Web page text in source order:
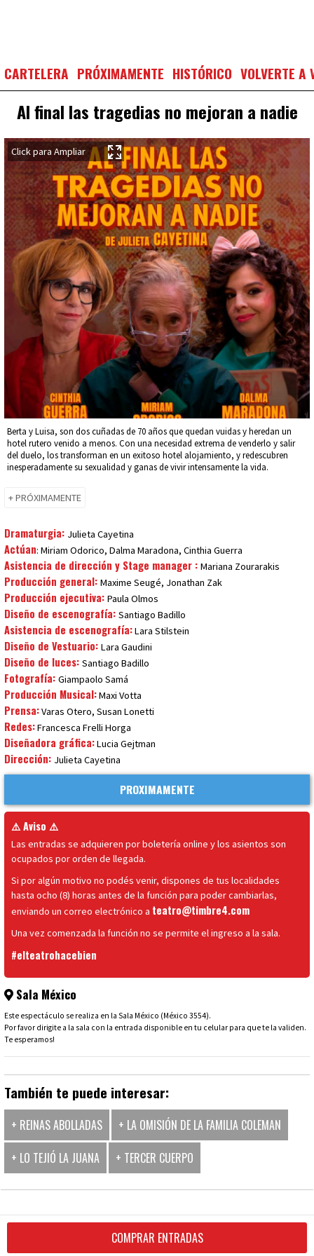
CARTELERA PRÓXIMAMENTE HISTÓRICO VOLVERTE A
Al final las tragedias no mejoran a nadie
Berta y Luisa, son dos cuñadas de 70 años que quedan vuidas y heredan un
hotel rutero venido a menos. Con una necesidad extrema de venderlo y salir
del duelo, los transforman en un exitoso hotel alojamiento, y redescubren
inesperadamente su sexualidad y ganas de vivir intensamente la vida.
+ PRÓXIMAMENTE
Dramaturgia: Julieta Cayetina
Actúan: Miriam Odorico, Dalma Maradona, Cinthia Guerra
Asistencia de dirección y Stage manager : Mariana Zourarakis
Producción general: Maxime Seugé, Jonathan Zak
Producción ejecutiva: Paula Olmos
Diseño de escenografía: Santiago Badillo
Asistencia de escenografía:Lara Stilstein
Diseño de Vestuario: Lara Gaudini
Diseño de luces: Santiago Badillo
Fotografía: Giampaolo Samá
Producción Musical:Maxi Votta
Prensa:Varas Otero, Susan Lonetti
Redes:Francesca Frelli Horga
Diseñadora gráfica:Lucia Gejtman
Dirección: Julieta Cayetina
PROXIMAMENTE
⚠️ Aviso ⚠️
Las entradas se adquieren por boletería online y los asientos son
ocupados por orden de llegada.
Si por algún motivo no podés venir, dispones de tus localidades
hasta ocho (8) horas antes de la función para poder cambiarlas,
enviando un correo electrónico a teatro@timbre4.com
Una vez comenzada la función no se permite el ingreso a la sala.
#elteatrohacebien
Sala México
Este espectáculo se realiza en la Sala México (México 3554).
Por favor dirigite a la sala con la entrada disponible en tu celular para que te la validen.
Te esperamos!
También te puede interesar:
+ REINAS ABOLLADAS
+ LA OMISIÓN DE LA FAMILIA COLEMAN
+ LO TEJIÓ LA JUANA
+ TERCER CUERPO
COMPRAR ENTRADAS